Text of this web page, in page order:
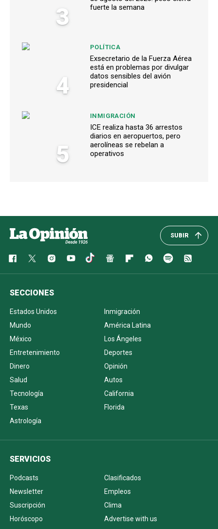
3
fuerte la semana
4
POLÍTICA
Exsecretario de la Fuerza Aérea
está en problemas por divulgar
datos sensibles del avión
presidencial
5
INMIGRACIÓN
ICE realiza hasta 36 arrestos
diarios en aeropuertos, pero
aerolíneas se rebelan a
operativos
SUBIR
SECCIONES
Estados Unidos
Inmigración
Mundo
América Latina
México
Los Ángeles
Entretenimiento
Deportes
Dinero
Opinión
Salud
Autos
Tecnología
California
Texas
Florida
Astrología
SERVICIOS
Podcasts
Clasificados
Newsletter
Empleos
Suscripción
Clima
Horóscopo
Advertise with us